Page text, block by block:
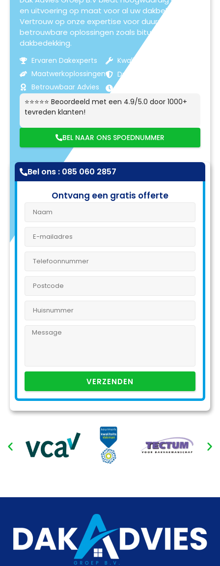
en uitvoering op maat voor al uw dakbehoeften.
Vertrouw op onze expertise voor duurzame en
betrouwbare oplossingen zoals bitumen
dakbedekking.
Ervaren Dakexperts
Maatwerkoplossingen
Betrouwbaar Advies
Kwaliteitsmaterialen
Duurzame Resultaten
⭐⭐⭐⭐⭐ Beoordeeld met een 4.9/5.0 door 1000+
tevreden klanten!
BEL NAAR ONS SPOEDNUMMER
Bel ons : 085 060 2857
Ontvang een gratis offerte
VERZENDEN